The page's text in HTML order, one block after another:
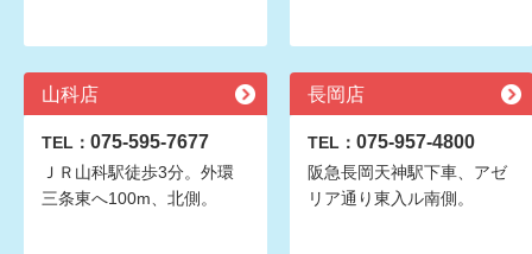
山科店
TEL： 075-595-7677
ＪＲ山科駅徒歩3分。外環
三条東へ100m、北側。
長岡店
TEL： 075-957-4800
阪急長岡天神駅下車、アゼ
リア通り東入ル南側。